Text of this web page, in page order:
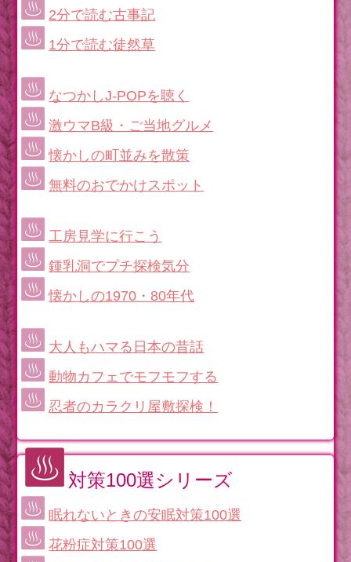
2分で読む古事記
1分で読む徒然草
なつかしJ-POPを聴く
激ウマB級・ご当地グルメ
懐かしの町並みを散策
無料のおでかけスポット
工房見学に行こう
鍾乳洞でプチ探検気分
懐かしの1970・80年代
大人もハマる日本の昔話
動物カフェでモフモフする
忍者のカラクリ屋敷探検！
対策100選シリーズ
眠れないときの安眠対策100選
花粉症対策100選